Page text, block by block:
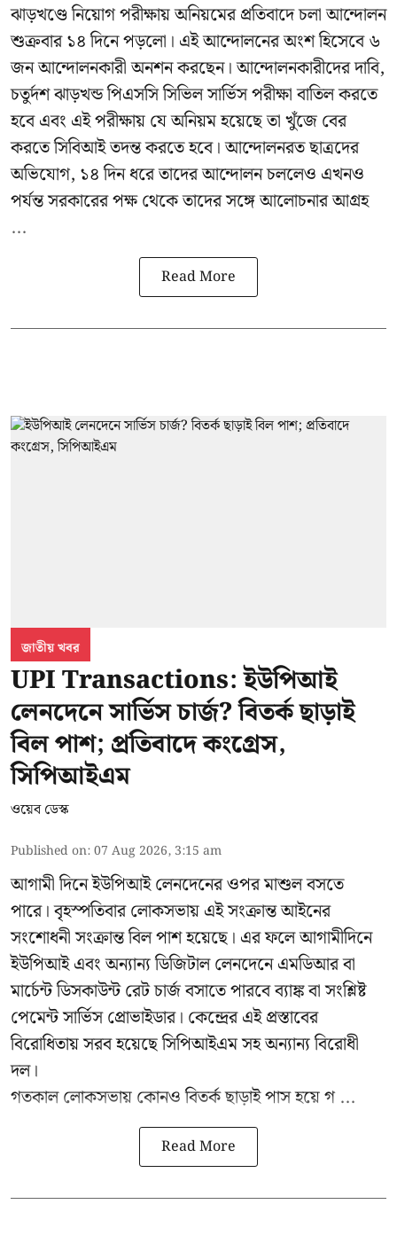
ঝাড়খণ্ডে নিয়োগ পরীক্ষায় অনিয়মের প্রতিবাদে চলা আন্দোলন
শুক্রবার ১৪ দিনে পড়লো। এই আন্দোলনের অংশ হিসেবে ৬
জন আন্দোলনকারী অনশন করছেন। আন্দোলনকারীদের দাবি,
চতুর্দশ ঝাড়খন্ড পিএসসি সিভিল সার্ভিস পরীক্ষা বাতিল করতে
হবে এবং এই পরীক্ষায় যে অনিয়ম হয়েছে তা খুঁজে বের
করতে সিবিআই তদন্ত করতে হবে। আন্দোলনরত ছাত্রদের
অভিযোগ, ১৪ দিন ধরে তাদের আন্দোলন চললেও এখনও
পর্যন্ত সরকারের পক্ষ থেকে তাদের সঙ্গে আলোচনার আগ্রহ
...
Read More
জাতীয় খবর
UPI Transactions: ইউপিআই
লেনদেনে সার্ভিস চার্জ? বিতর্ক ছাড়াই
বিল পাশ; প্রতিবাদে কংগ্রেস,
সিপিআইএম
ওয়েব ডেস্ক
Published on:07 Aug 2026, 3:15 am
আগামী দিনে ইউপিআই লেনদেনের ওপর মাশুল বসতে
পারে। বৃহস্পতিবার লোকসভায় এই সংক্রান্ত আইনের
সংশোধনী সংক্রান্ত বিল পাশ হয়েছে। এর ফলে আগামীদিনে
ইউপিআই এবং অন্যান্য ডিজিটাল লেনদেনে এমডিআর বা
মার্চেন্ট ডিসকাউন্ট রেট চার্জ বসাতে পারবে ব্যাঙ্ক বা সংশ্লিষ্ট
পেমেন্ট সার্ভিস প্রোভাইডার। কেন্দ্রের এই প্রস্তাবের
বিরোধিতায় সরব হয়েছে সিপিআইএম সহ অন্যান্য বিরোধী
দল।
গতকাল লোকসভায় কোনও বিতর্ক ছাড়াই পাস হয়ে গ ...
Read More